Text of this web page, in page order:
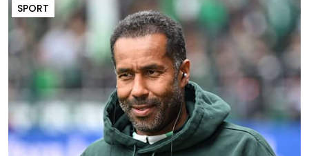
SPORT